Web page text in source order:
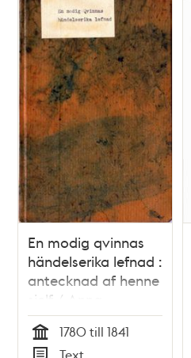
En modig qvinnas
händelserika lefnad :
antecknad af henne
sjelf / Anna
Carlström
Tid
1780 till 1841
Text